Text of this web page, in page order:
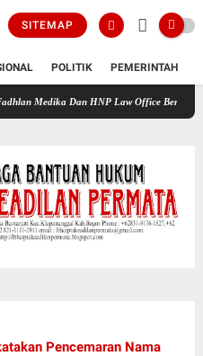
SITEMAP
POLITIK PEMERINTAH
HNP Law Office Beri Manfaat Nyata bagi
Pencemaran Nama